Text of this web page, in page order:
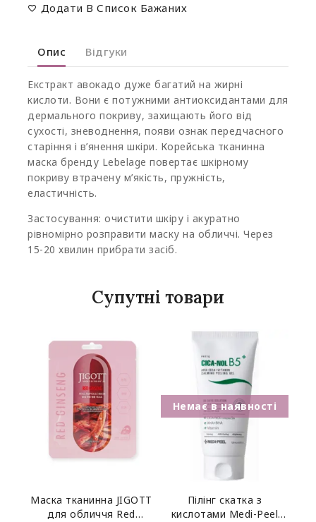
Додати В Список Бажаних
Опис Відгуки
Екстракт авокадо дуже багатий на жирні
кислоти. Вони є потужними антиоксидантами для
дермального покриву, захищають його від
сухості, зневоднення, появи ознак передчасного
старіння і в’янення шкіри. Корейська тканинна
маска бренду Lebelage повертає шкірному
покриву втрачену м’якість, пружність,
еластичність.
Застосування: очистити шкіру і акуратно
рівномірно розправити маску на обличчі. Через
15-20 хвилин прибрати засіб.
Супутні товари
Маска тканинна JIGOTT
для обличчя Red
Пілінг скатка з
кислотами Medi-Peel